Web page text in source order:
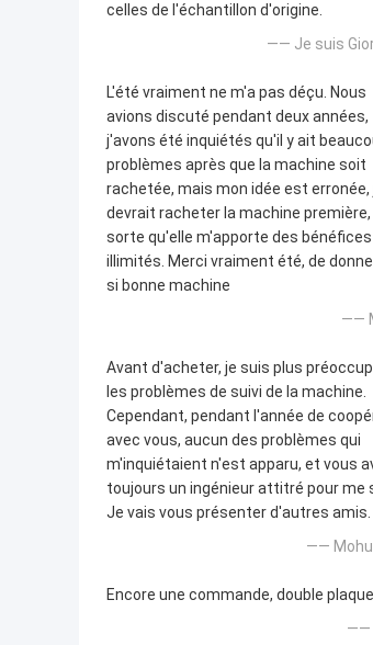
celles de l'échantillon d'origine.
—— Je suis
L'été vraiment ne m'a pas déçu. Nous
avions discuté pendant deux années,
j'avons été inquiétés qu'il y ait
problèmes après que la machine soit
rachetée, mais mon idée est erronée,
devrait racheter la machine première,
sorte qu'elle m'apporte des bénéfices
illimités. Merci vraiment été, de
si bonne machine
——
Avant d'acheter, je suis plus
les problèmes de suivi de la machine.
Cependant, pendant l'année de
avec vous, aucun des problèmes qui
m'inquiétaient n'est apparu, et vous
toujours un ingénieur attitré pour me
Je vais vous présenter d'autres amis.
——
Encore une commande, double plaque
——